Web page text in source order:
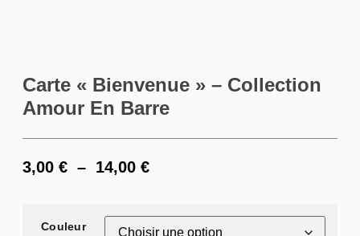
Carte « Bienvenue » – Collection
Amour En Barre
3,00 € – 14,00 €
Couleur